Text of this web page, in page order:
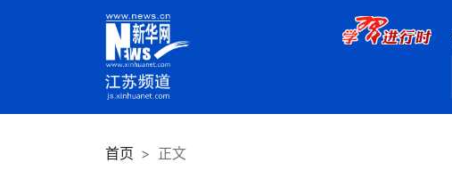
首页 正文